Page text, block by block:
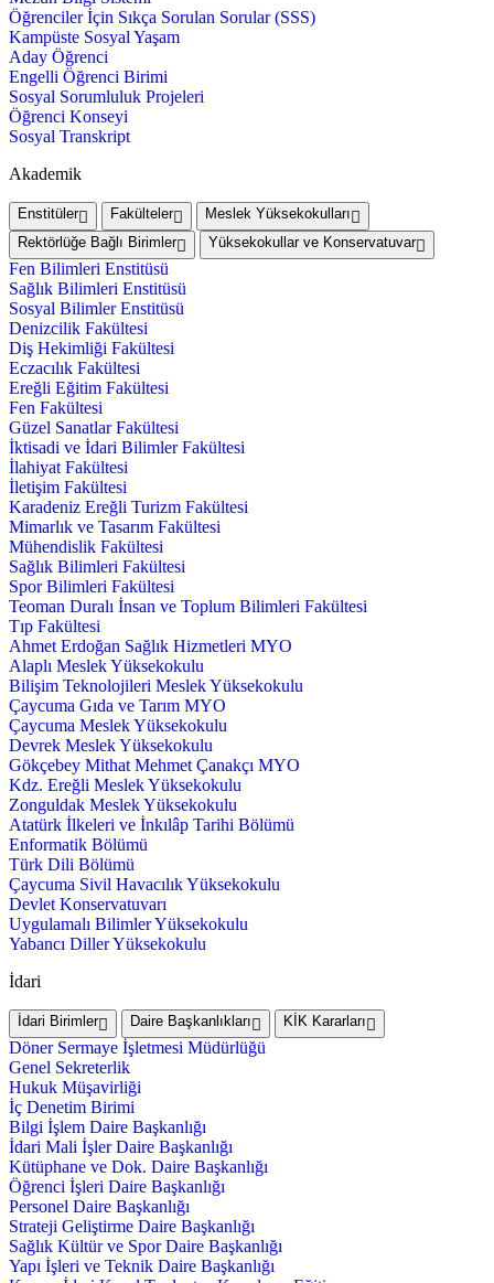
Öğrenciler İçin Sıkça Sorulan Sorular (SSS)
Kampüste Sosyal Yaşam
Aday Öğrenci
Engelli Öğrenci Birimi
Sosyal Sorumluluk Projeleri
Öğrenci Konseyi
Sosyal Transkript
Akademik
Enstitüler Fakülteler
Meslek Yüksekokulları
Rektörlüğe Bağlı Birimler
Yüksekokullar ve Konservatuvar
Fen Bilimleri Enstitüsü
Sağlık Bilimleri Enstitüsü
Sosyal Bilimler Enstitüsü
Denizcilik Fakültesi
Diş Hekimliği Fakültesi
Eczacılık Fakültesi
Ereğli Eğitim Fakültesi
Fen Fakültesi
Güzel Sanatlar Fakültesi
İktisadi ve İdari Bilimler Fakültesi
İlahiyat Fakültesi
İletişim Fakültesi
Karadeniz Ereğli Turizm Fakültesi
Mimarlık ve Tasarım Fakültesi
Mühendislik Fakültesi
Sağlık Bilimleri Fakültesi
Spor Bilimleri Fakültesi
Teoman Duralı İnsan ve Toplum Bilimleri Fakültesi
Tıp Fakültesi
Ahmet Erdoğan Sağlık Hizmetleri MYO
Alaplı Meslek Yüksekokulu
Bilişim Teknolojileri Meslek Yüksekokulu
Çaycuma Gıda ve Tarım MYO
Çaycuma Meslek Yüksekokulu
Devrek Meslek Yüksekokulu
Gökçebey Mithat Mehmet Çanakçı MYO
Kdz. Ereğli Meslek Yüksekokulu
Zonguldak Meslek Yüksekokulu
Atatürk İlkeleri ve İnkılâp Tarihi Bölümü
Enformatik Bölümü
Türk Dili Bölümü
Çaycuma Sivil Havacılık Yüksekokulu
Devlet Konservatuvarı
Uygulamalı Bilimler Yüksekokulu
Yabancı Diller Yüksekokulu
İdari
İdari Birimler Daire Başkanlıkları KİK Kararları
Döner Sermaye İşletmesi Müdürlüğü
Genel Sekreterlik
Hukuk Müşavirliği
İç Denetim Birimi
Bilgi İşlem Daire Başkanlığı
İdari Mali İşler Daire Başkanlığı
Kütüphane ve Dok. Daire Başkanlığı
Öğrenci İşleri Daire Başkanlığı
Personel Daire Başkanlığı
Strateji Geliştirme Daire Başkanlığı
Sağlık Kültür ve Spor Daire Başkanlığı
Yapı İşleri ve Teknik Daire Başkanlığı